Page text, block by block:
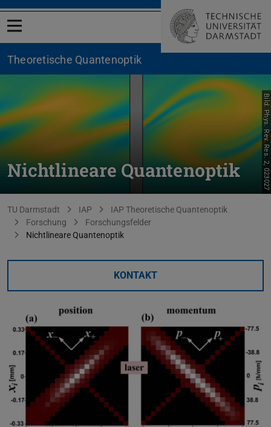
Menü öffnen
Theoretische Quantenoptik
Nichtlineare Quantenoptik Bild: Phys. Rev. Res. 2, 023027
Sie befinden sich hier:
TU Darmstadt IAP
IAP Theoretische Quantenoptik
Forschung
Forschungsfelder
Nichtlineare Quantenoptik
KONTAKT